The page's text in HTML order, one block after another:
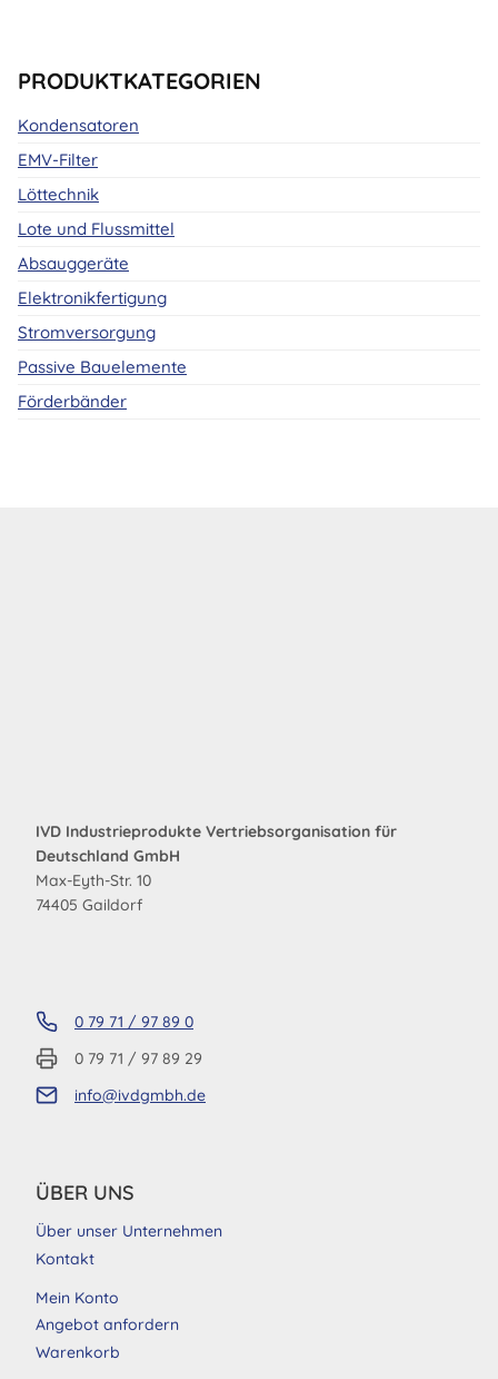
PRODUKTKATEGORIEN
Kondensatoren
EMV-Filter
Löttechnik
Lote und Flussmittel
Absauggeräte
Elektronikfertigung
Stromversorgung
Passive Bauelemente
Förderbänder
IVD Industrieprodukte Vertriebsorganisation für
Deutschland GmbH
Max-Eyth-Str. 10
74405 Gaildorf
0 79 71 / 97 89 0
0 79 71 / 97 89 29
info@ivdgmbh.de
ÜBER UNS
Über unser Unternehmen
Kontakt
Mein Konto
Angebot anfordern
Warenkorb